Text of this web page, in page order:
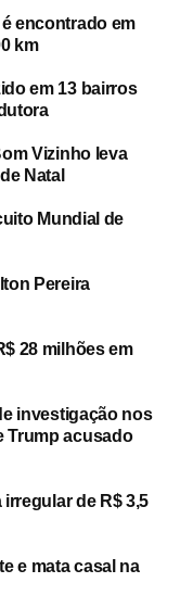
encontrado em
km
em 13 bairros
Vizinho leva
Natal
Mundial de
Pereira
28 milhões em
investigação nos
Trump acusado
de R$ 3,5
e mata casal na